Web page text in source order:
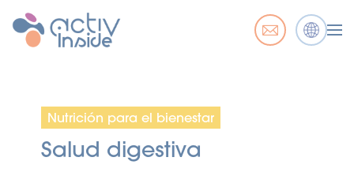
Nutrición para el bienestar
Salud digestiva